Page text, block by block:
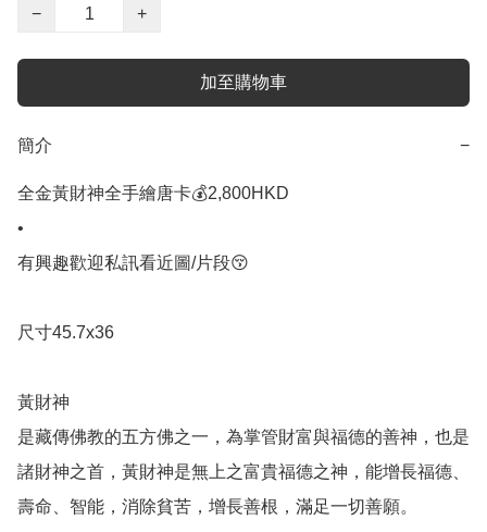
−
+
加至購物車
簡介 −
全金黃財神全手繪唐卡💰2,800HKD
•
有興趣歡迎私訊看近圖/片段😚
尺寸45.7x36
黃財神
是藏傳佛教的五方佛之一，為掌管財富與福德的善神，也是
諸財神之首，黃財神是無上之富貴福德之神，能增長福德、
壽命、智能，消除貧苦，增長善根，滿足一切善願。